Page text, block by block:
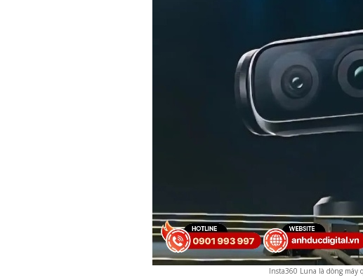
Insta360 Luna là dòng máy